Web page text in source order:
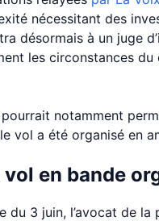
nécessitant des
désormais à un juge
les circonstances
notamment
vol a été organisé en
en bande
du 3 juin, l’avocat de